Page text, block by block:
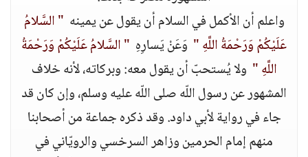
واعلم أن الأكمل في السلام أن يقول عن يمينه ‏ " ‏السَّلامُ
عَلَيْكُمْ وَرَحْمَةُ اللَّهِ‏ " ‏ وَعَنْ يَسارِهِ ‏ " ‏السَّلامُ عَلَيْكُمْ وَرَحْمَةُ
اللَّهِ‏ " ‏ ولا يُستحبّ أن يقول معه‏:‏ وبركاته، لأنه خلاف
المشهور عن رسول اللّه صلى اللّه عليه وسلم، وإن كان قد
جاء في رواية لأبي داود‏.‏ وقد ذكره جماعة من أصحابنا
منهم إمام الحرمين وزاهر السرخسي والرويّاني في